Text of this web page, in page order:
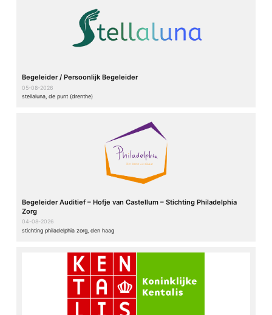
Begeleider / Persoonlijk Begeleider
05-08-2026
stellaluna, de punt (drenthe)
Begeleider Auditief – Hofje van Castellum – Stichting Philadelphia
Zorg
04-08-2026
stichting philadelphia zorg, den haag